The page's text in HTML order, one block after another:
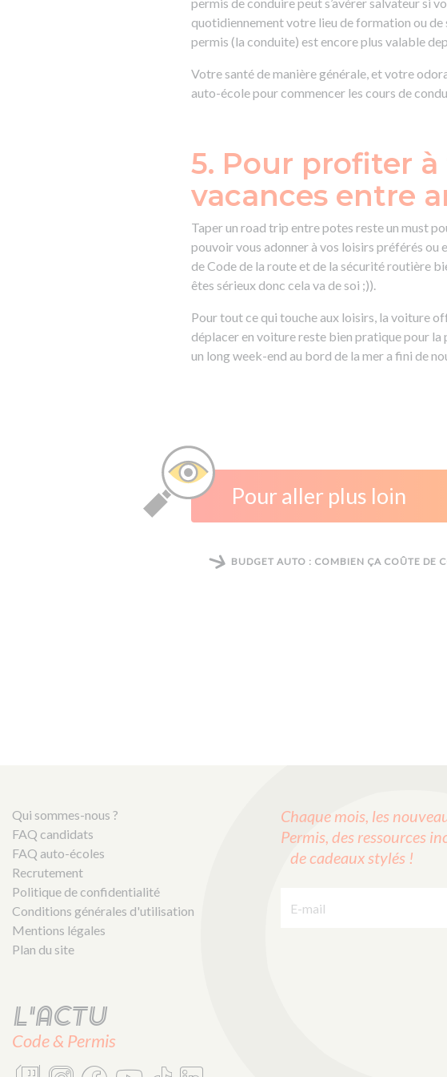
quotidiennement votre lieu de formation ou de
permis (la conduite) est encore plus valable
Votre santé de manière générale, et votre
auto-école pour commencer les cours de
5. Pour profiter
vacances entre
Taper un road trip entre potes reste un must
pouvoir vous adonner à vos loisirs préférés ou
de Code de la route et de la sécurité routière
êtes sérieux donc cela va de soi ;)).
Pour tout ce qui touche aux loisirs, la voiture
déplacer en voiture reste bien pratique pour la
un long week-end au bord de la mer a fini de
Pour aller plus loin
BUDGET AUTO : COMBIEN ÇA COÛTE DE
Qui sommes-nous ?
FAQ candidats
FAQ auto-écoles
Recrutement
Politique de confidentialité
Conditions générales d'utilisation
Mentions légales
Plan du site
L'actu
Code & Permis
Chaque mois, les
Permis, des ressources
de cadeaux stylés !